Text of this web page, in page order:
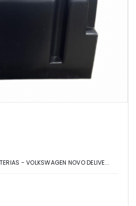
- VOLKSWAGEN NOVO DELIVE...